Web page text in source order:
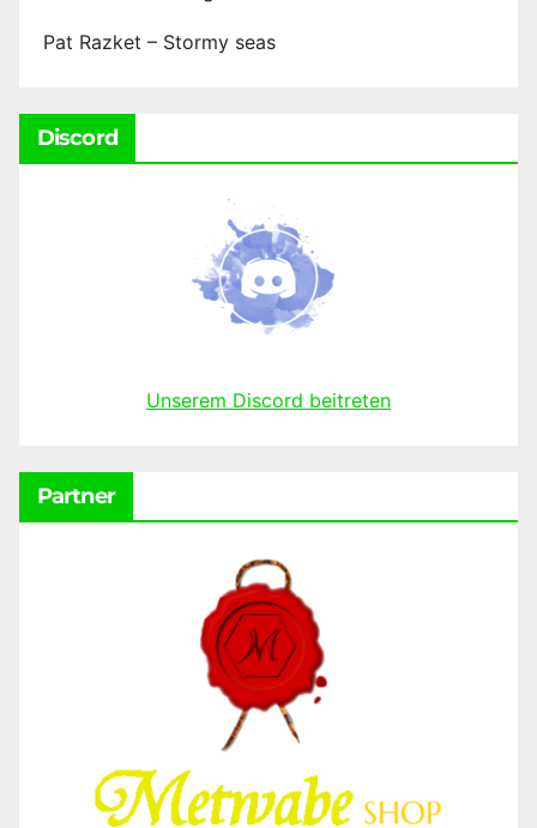
Pat Razket – Stormy seas
Discord
Unserem Discord beitreten
Partner